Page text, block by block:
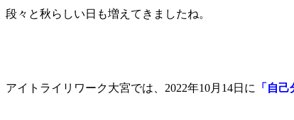
段々と秋らしい日も増えてきましたね。
アイトライリワーク大宮では、2022年10月14日に 「自